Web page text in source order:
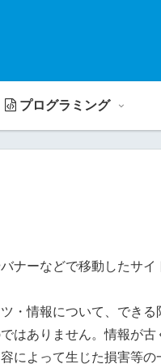
プログラミング
ナーなどで移動したサ
・情報について、でき
はありません。情報が
によって生じた損害等